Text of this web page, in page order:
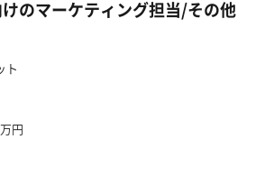
のマーケティング担当/その他
ト
円